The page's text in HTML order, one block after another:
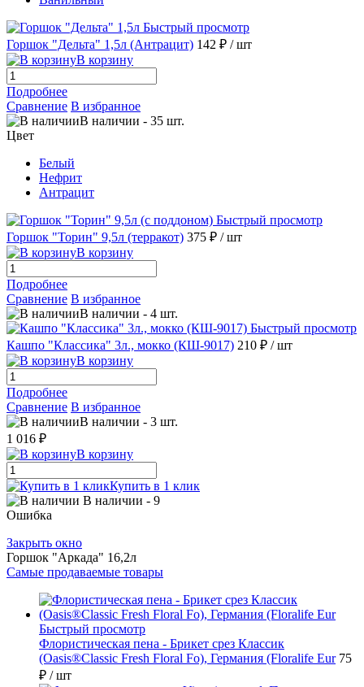
Быстрый просмотр
Горшок "Дельта" 1,5л (Антрацит) 142 ₽ / шт
В корзину
Подробнее
Сравнение В избранное
В наличии - 35 шт.
Цвет
Белый
Нефрит
Антрацит
Быстрый просмотр
Горшок "Торин" 9,5л (терракот) 375 ₽ / шт
В корзину
Подробнее
Сравнение В избранное
В наличии - 4 шт.
Быстрый просмотр
Кашпо "Классика" 3л., мокко (КШ-9017) 210 ₽ / шт
В корзину
Подробнее
Сравнение В избранное
В наличии - 3 шт.
1 016 ₽
В корзину
Купить в 1 клик
В наличии - 9
Ошибка
Закрыть окно
Горшок "Аркада" 16,2л
Самые продаваемые товары
Быстрый просмотр
Флористическая пена - Брикет срез Классик
(Oasis®Classic Fresh Floral Fo), Германия (Floralife Eur 75
₽ / шт